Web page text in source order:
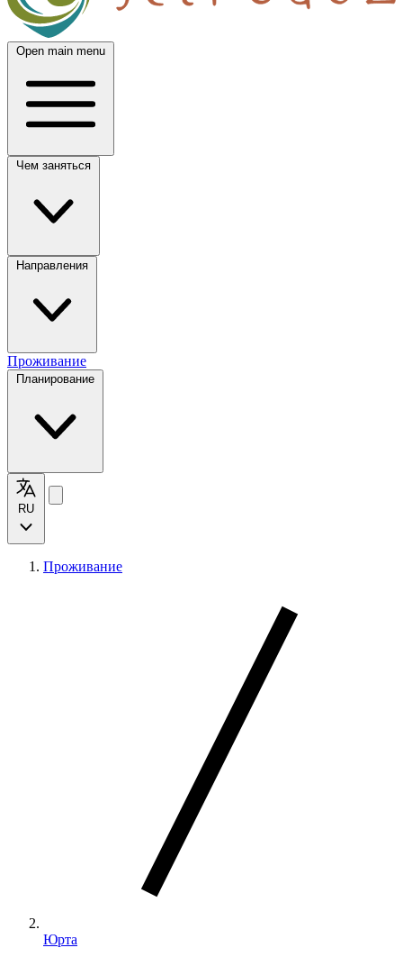
Open main menu
Проживание
Проживание
Юрта